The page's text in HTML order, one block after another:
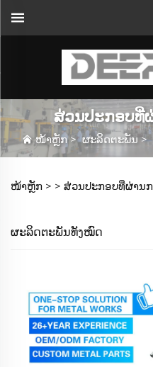
ສ່ວນປະກອບທີ່
ໜ້າຫຼັກ>ຜະລິດຕະພັນ >
ໜ້າຫຼັກ > > ສ່ວນປະກອບທີ່ຜ່ານ
ຜະລິດຕະພັນທັງໝົດ